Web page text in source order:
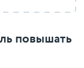
повышать